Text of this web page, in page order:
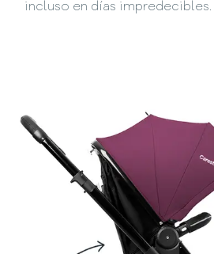
incluso en días impredecibles.